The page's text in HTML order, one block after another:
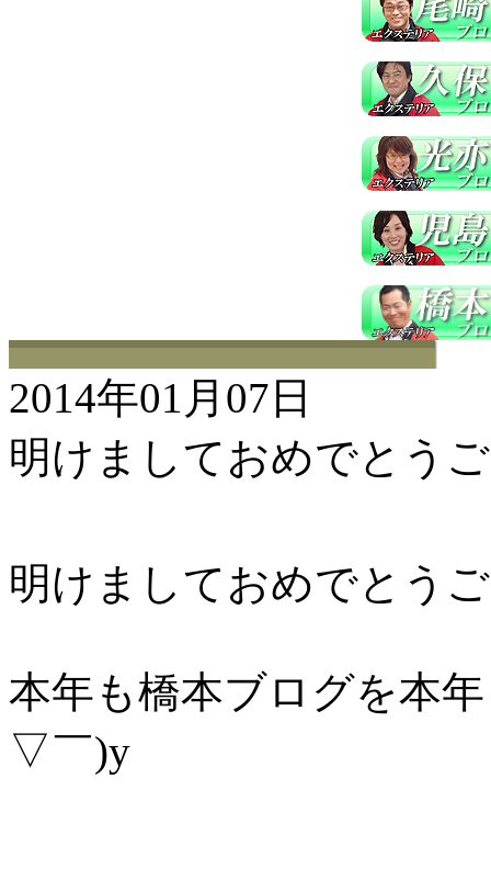
2014年01月07日
明けましておめでとう
明けましておめでとう
本年も橋本ブログを本
▽￣)y